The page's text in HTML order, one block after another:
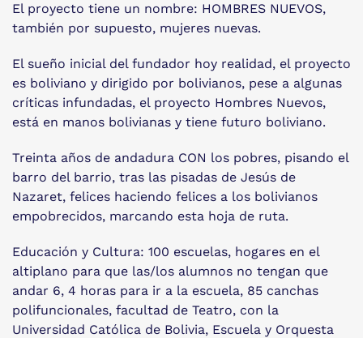
El proyecto tiene un nombre: HOMBRES NUEVOS,
también por supuesto, mujeres nuevas.
El sueño inicial del fundador hoy realidad, el proyecto
es boliviano y dirigido por bolivianos, pese a algunas
críticas infundadas, el proyecto Hombres Nuevos,
está en manos bolivianas y tiene futuro boliviano.
Treinta años de andadura CON los pobres, pisando el
barro del barrio, tras las pisadas de Jesús de
Nazaret, felices haciendo felices a los bolivianos
empobrecidos, marcando esta hoja de ruta.
Educación y Cultura: 100 escuelas, hogares en el
altiplano para que las/los alumnos no tengan que
andar 6, 4 horas para ir a la escuela, 85 canchas
polifuncionales, facultad de Teatro, con la
Universidad Católica de Bolivia, Escuela y Orquesta